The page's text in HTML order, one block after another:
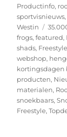
Productinfo,
sportvisnieuws
Westin
Tags
frogs,featured,
shads, Freestyle
webshop,
kortingsdagen
producten,
materialen,
snoekbaars,
Freestyle,